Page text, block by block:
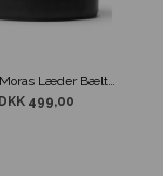
Saddler Moras Læder Bælte m/ Interlock Spænde Sort
DKK 499,00